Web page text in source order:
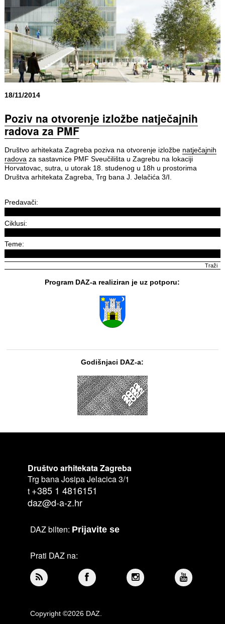
18/11/2014
Poziv na otvorenje izložbe natječajnih
radova za PMF
Društvo arhitekata Zagreba poziva na otvorenje izložbe natječajnih
radova za sastavnice PMF Sveučilišta u Zagrebu na lokaciji
Horvatovac, sutra, u utorak 18. studenog u 18h u prostorima
Društva arhitekata Zagreba, Trg bana J. Jelačića 3/I.
Predavači:
Ciklusi:
Teme:
Program DAZ-a realiziran je uz potporu:
Godišnjaci DAZ-a:
Društvo arhitekata Zagreba
Trg bana Josipa Jelacica 3/1
t +385 1 4816151
daz@d-a-z.hr
DAZ bilten: Prijavite se
Prati DAZ na:
Copyright ©2026 DAZ.